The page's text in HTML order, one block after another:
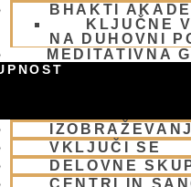
BHAKTI
KLJUČNE
NA DUHOVNI
MEDITATIVNA
VKLJUČI SE
DELOVNE
CENTRI IN